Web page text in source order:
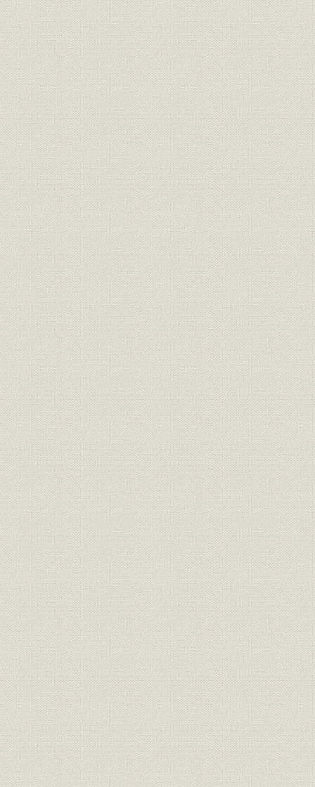
財務・業績 利益金処分表 大正3年下
財務・業績 最近三ヶ年における貸借対照表 昭和25年
財務・業績 資本金並に諸積立金推移表 大正3年下
株式 株価推移表 大正3年10
株式 配当率推移表 大正3年下
株式 株主の構成分布状況 昭和27年
関係会社 関係会社総覧 昭和19年3